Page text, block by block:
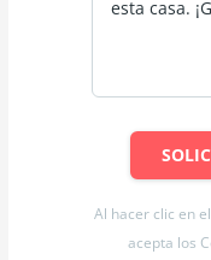
https:// Al hacer clic en el
acepta los